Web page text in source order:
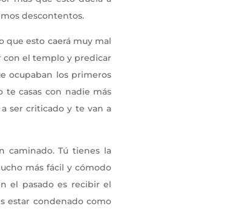
descontentos.
que esto caerá muy mal
con el templo y predicar
ocupaban los primeros
te casas con nadie más
ser criticado y te van a
caminado. Tú tienes la
más fácil y cómodo
el pasado es recibir el
estar condenado como